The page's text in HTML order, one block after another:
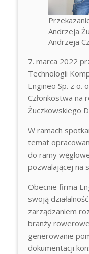
Andrzeja
Andrzeja
7. marca 2022
Technologii
Engineo Sp. z o.
Członkostwa na
Żuczkowskiego
W ramach
temat
do ramy
pozwalającej na
Obecnie firma
swoją
zarządzaniem
branży
generowanie
dokumentacji